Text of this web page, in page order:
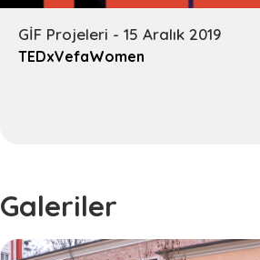
GİF Projeleri - 15 Aralık 2019
TEDxVefaWomen
Galeriler